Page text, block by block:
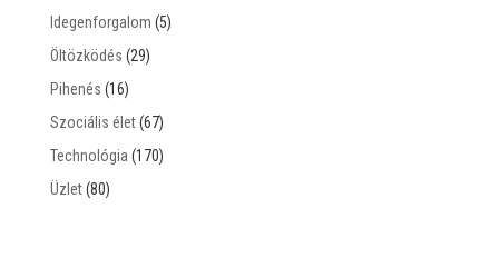
Idegenforgalom (5)
Öltözködés (29)
Pihenés (16)
Szociális élet(67)
Technológia (170)
Üzlet(80)